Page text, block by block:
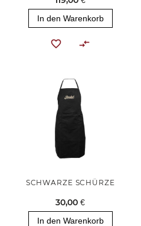
In den Warenkorb
SCHWARZE SCHÜRZE
30,00 €
In den Warenkorb